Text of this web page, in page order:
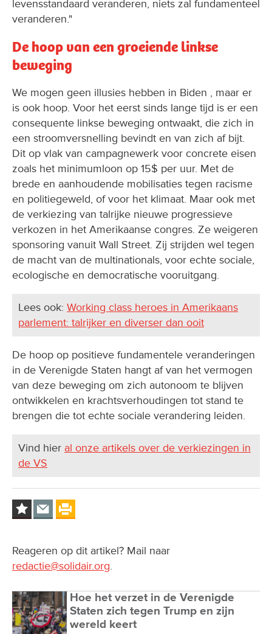
levensstandaard veranderen, niets zal fundamenteel
veranderen."
De hoop van een groeiende linkse
beweging
We mogen geen illusies hebben in Biden , maar er
is ook hoop. Voor het eerst sinds lange tijd is er een
consequente linkse beweging ontwaakt, die zich in
een stroomversnelling bevindt en van zich af bijt.
Dit op vlak van campagnewerk voor concrete eisen
zoals het minimumloon op 15$ per uur. Met de
brede en aanhoudende mobilisaties tegen racisme
en politiegeweld, of voor het klimaat. Maar ook met
de verkiezing van talrijke nieuwe progressieve
verkozen in het Amerikaanse congres. Ze weigeren
sponsoring vanuit Wall Street. Zij strijden wel tegen
de macht van de multinationals, voor echte sociale,
ecologische en democratische vooruitgang.
Lees ook: Working class heroes in Amerikaans
parlement: talrijker en diverser dan ooit
De hoop op positieve fundamentele veranderingen
in de Verenigde Staten hangt af van het vermogen
van deze beweging om zich autonoom te blijven
ontwikkelen en krachtsverhoudingen tot stand te
brengen die tot echte sociale verandering leiden.
Vind hier al onze artikels over de verkiezingen in
de VS
Reageren op dit artikel? Mail naar
redactie@solidair.org.
Hoe het verzet in de Verenigde
Staten zich tegen Trump en zijn
wereld keert